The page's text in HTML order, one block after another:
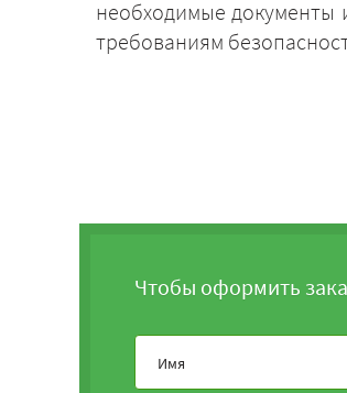
необходимые документы
требованиям
Чтобы оформить